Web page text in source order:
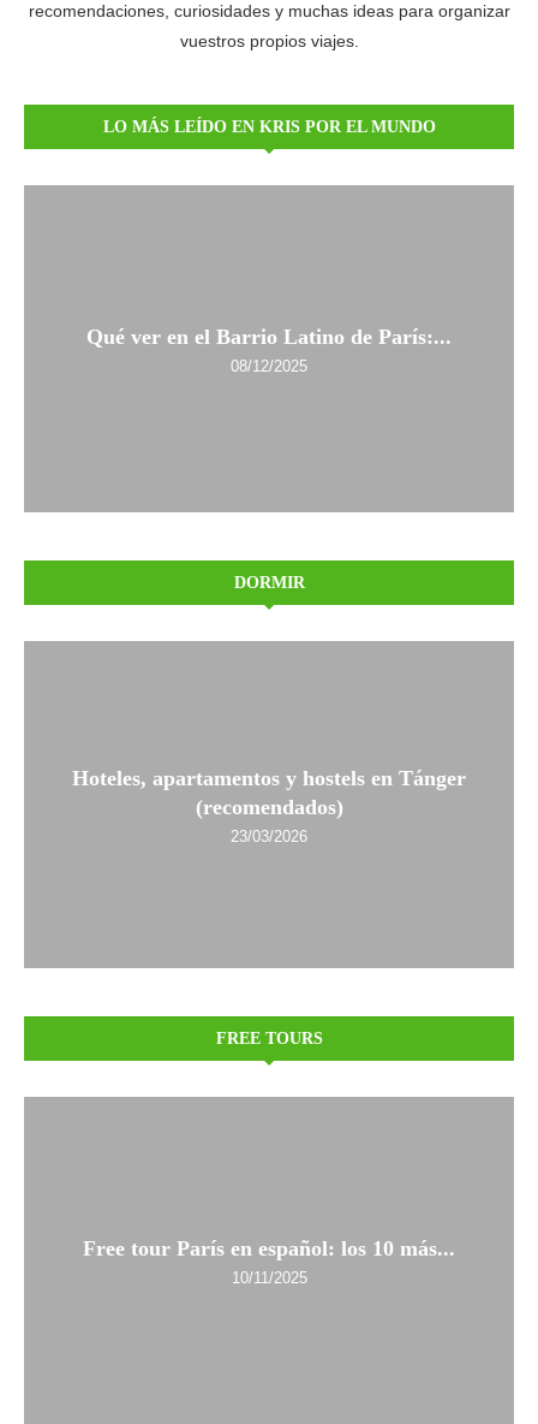
recomendaciones, curiosidades y muchas ideas para organizar
vuestros propios viajes.
LO MÁS LEÍDO EN KRIS POR EL MUNDO
Qué ver en el Barrio Latino de París:...
08/12/2025
DORMIR
Hoteles, apartamentos y hostels en Tánger
(recomendados)
23/03/2026
FREE TOURS
Free tour París en español: los 10 más...
10/11/2025